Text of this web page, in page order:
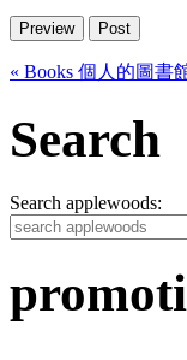
« Books 個人的圖書
Search
Search applewoods: